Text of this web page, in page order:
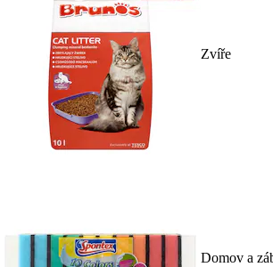
Zvíře
Domov a